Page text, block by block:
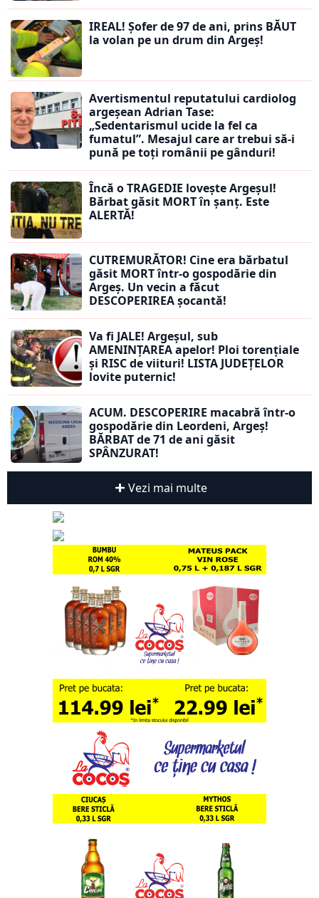
IREAL! Șofer de 97 de ani, prins BĂUT
la volan pe un drum din Argeș!
Avertismentul reputatului cardiolog
argeșean Adrian Tase:
„Sedentarismul ucide la fel ca
fumatul”. Mesajul care ar trebui să-i
pună pe toți românii pe gânduri!
Încă o TRAGEDIE lovește Argeșul!
Bărbat găsit MORT în șanț. Este
ALERTĂ!
CUTREMURĂTOR! Cine era bărbatul
găsit MORT într-o gospodărie din
Argeș. Un vecin a făcut
DESCOPERIREA șocantă!
Va fi JALE! Argeșul, sub
AMENINȚAREA apelor! Ploi torențiale
și RISC de viituri! LISTA JUDEȚELOR
lovite puternic!
ACUM. DESCOPERIRE macabră într-o
gospodărie din Leordeni, Argeș!
BĂRBAT de 71 de ani găsit
SPÂNZURAT!
Vezi mai multe